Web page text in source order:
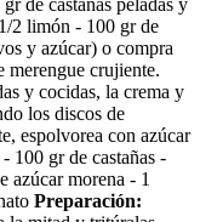
2 limón - 100 gr de
y azúcar) o compra
merengue crujiente.
y cocidas, la crema y
los discos de
espolvorea con azúcar
- 100 gr de castañas -
azúcar morena - 1
Preparación: